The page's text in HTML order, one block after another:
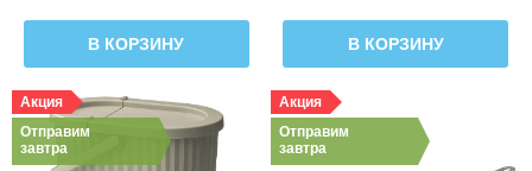
В КОРЗИНУ В КОРЗИНУ
Акция
Отправим
завтра
Акция
Отправим
завтра